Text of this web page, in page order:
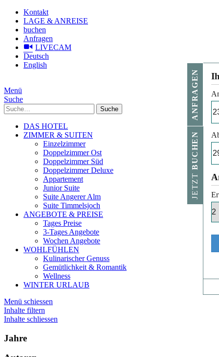
Kontakt
LAGE & ANREISE
buchen
Anfragen
LIVECAM
Deutsch
English
Menü
Suche
Suche
DAS HOTEL
ZIMMER & SUITEN
Einzelzimmer
Doppelzimmer Ost
Doppelzimmer Süd
Doppelzimmer Deluxe
Appartement
Junior Suite
Suite Angerer Alm
Suite Timmelsjoch
ANGEBOTE & PREISE
Tages Preise
3-Tages Angebote
Wochen Angebote
WOHLFÜHLEN
Kulinarischer Genuss
Gemütlichkeit & Romantik
Wellness
WINTER URLAUB
Menü schiessen
Inhalte filtern
Inhalte schliessen
Jahre
JETZT
BUCHEN
ANFRAGEN